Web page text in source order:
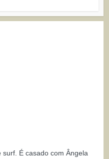
É casado com Ângela